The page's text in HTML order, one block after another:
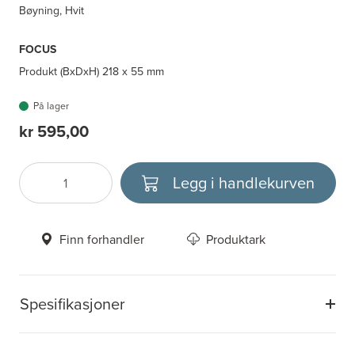
Spesifikasjoner
Bøyning, Hvit
FOCUS
Produkt (BxDxH) 218 x 55 mm
På lager
kr 595,00
Antall
Velg enhet Legg i handlekurven
Finn forhandler Produktark